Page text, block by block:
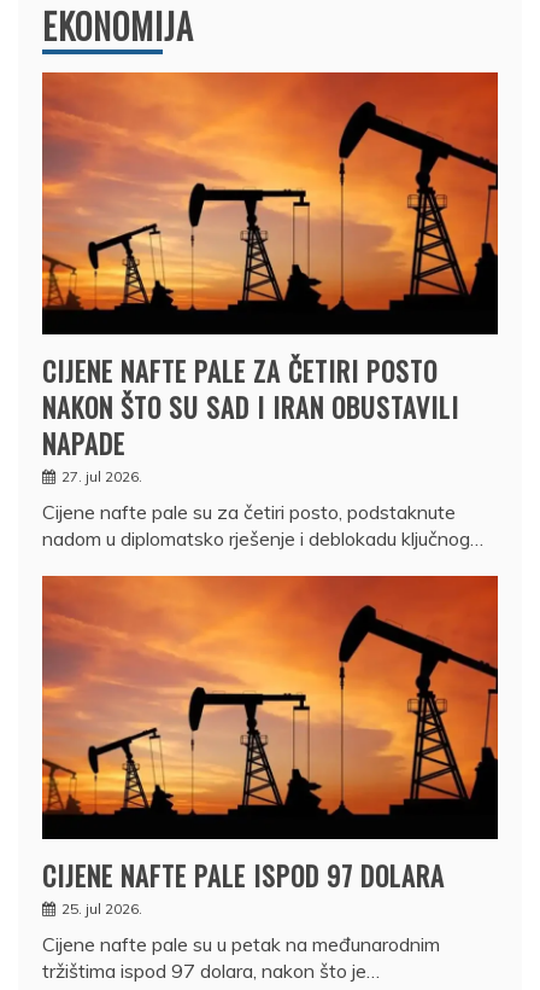
EKONOMIJA
CIJENE NAFTE PALE ZA ČETIRI POSTO
NAKON ŠTO SU SAD I IRAN OBUSTAVILI
NAPADE
27. jul 2026.
Cijene nafte pale su za četiri posto, podstaknute
nadom u diplomatsko rješenje i deblokadu ključnog…
CIJENE NAFTE PALE ISPOD 97 DOLARA
25. jul 2026.
Cijene nafte pale su u petak na međunarodnim
tržištima ispod 97 dolara, nakon što je…